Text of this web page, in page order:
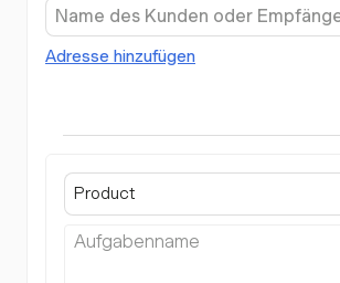
Adresse hinzufügen
Product